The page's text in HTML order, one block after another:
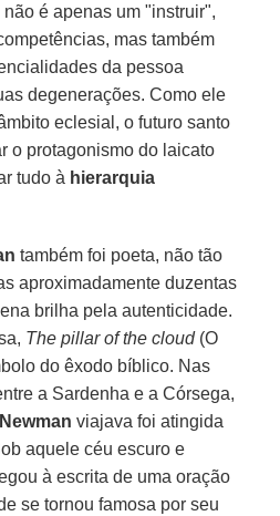
é apenas um "instruir",
mas também
da pessoa
degenerações. Como ele
eclesial, o futuro santo
o protagonismo do laicato
tudo à hierarquia
também foi poeta, não tão
aproximadamente duzentas
brilha pela autenticidade.
The pillar of the cloud(O
do êxodo bíblico. Nas
a Sardenha e a Córsega,
Newman viajava foi atingida
aquele céu escuro e
à escrita de uma oração
se tornou famosa por seu